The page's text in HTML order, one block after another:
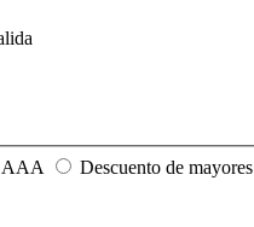
AAA
Descuento de mayores